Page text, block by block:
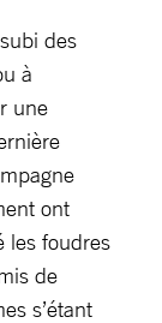
des
à
une
ont
les foudres
de
s’étant